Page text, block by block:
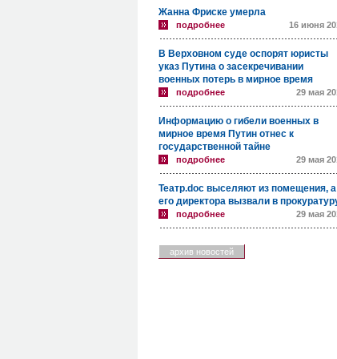
Жанна Фриске умерла
подробнее 16 июня
В Верховном суде оспорят юристы
указ Путина о засекречивании
военных потерь в мирное время
подробнее 29 мая
Информацию о гибели военных в
мирное время Путин отнес к
государственной тайне
подробнее 29 мая
Театр.doc выселяют из помещения, а
его директора вызвали в
подробнее 29 мая
архив новостей